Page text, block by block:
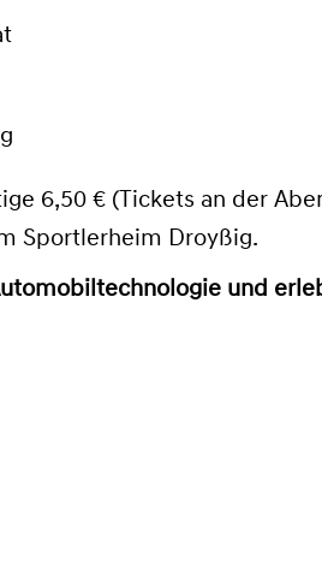
6,50 € (Tickets an der
Sportlerheim Droyßig.
und